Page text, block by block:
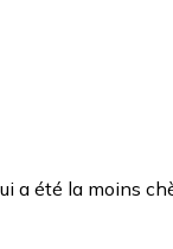
a été la moins